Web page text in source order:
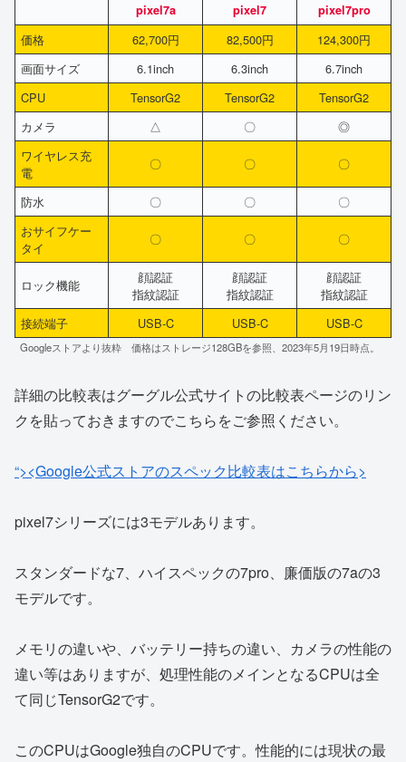
pixel7a pixel7 pixel7pro
価格 62,700円 82,500円
124,300円
画面サイズ
6.1inch 6.3inch
6.7inch
CPU
TensorG2 TensorG2
TensorG2
カメラ
△ 〇
◎
ワイヤレス充
電
〇 〇 〇
防水 〇 〇
〇
おサイフケー
タイ
〇 〇 〇
ロック機能
顔認証
指紋認証
顔認証
指紋認証
顔認証
指紋認証
接続端子
USB-C USB-C USB-C
Googleストアより抜粋 価格はストレージ128GBを参照、2023年5月19日時点。
詳細の比較表はグーグル公式サイトの比較表ページのリン
クを貼っておきますのでこちらをご参照ください。
“><Google公式ストアのスペック比較表はこちらから>
pixel7シリーズには3モデルあります。
スタンダードな7、ハイスペックの7pro、廉価版の7aの3
モデルです。
メモリの違いや、バッテリー持ちの違い、カメラの性能の
違い等はありますが、処理性能のメインとなるCPUは全
て同じTensorG2です。
このCPUはGoogle独自のCPUです。性能的には現状の最